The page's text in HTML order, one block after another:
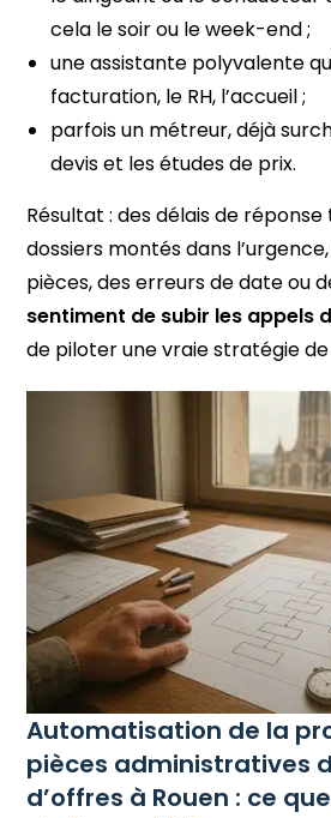
cela le soir ou le week-end ;
une assistante polyvalente
facturation, le RH, l’accueil ;
parfois un métreur, déjà
devis et les études de prix.
Résultat : des délais de
dossiers montés dans
pièces, des erreurs de date ou
sentiment de subir les appels
de piloter une vraie stratégie
Automatisation de la
pièces administratives
d’offres à Rouen : ce